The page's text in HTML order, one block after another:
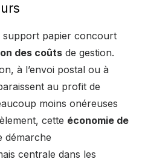
support papier concourt
des coûts de gestion.
à l’envoi postal ou à
au profit de
moins onéreuses
cette économie de
démarche
centrale dans les